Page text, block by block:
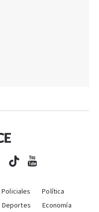
Policiales
Política
Deportes Economía